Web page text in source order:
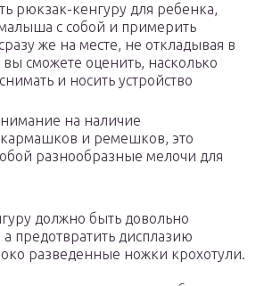
рюкзак-кенгуру для ребенка,
малыша с собой и примерить
же на месте, не откладывая в
сможете оценить, насколько
и носить устройство
на наличие
и ремешков, это
разнообразные мелочи для
должно быть довольно
предотвратить дисплазию
разведенные ножки крохотули.